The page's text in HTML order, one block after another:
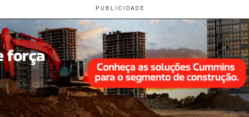
P U B L I C I D A D E